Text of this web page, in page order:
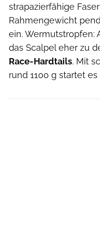
strapazierfähige
Rahmengewicht
ein. Wermutstropfen:
das Scalpel eher zu
Race-Hardtails. Mit
rund 1100 g startet